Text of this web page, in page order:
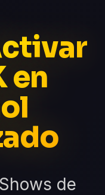
en
de